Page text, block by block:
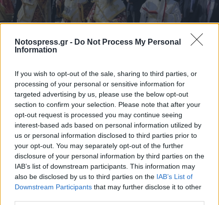
Notospress.gr - Do Not Process My Personal
Information
If you wish to opt-out of the sale, sharing to third parties, or
processing of your personal or sensitive information for
targeted advertising by us, please use the below opt-out
section to confirm your selection. Please note that after your
opt-out request is processed you may continue seeing
interest-based ads based on personal information utilized by
us or personal information disclosed to third parties prior to
your opt-out. You may separately opt-out of the further
disclosure of your personal information by third parties on the
IAB’s list of downstream participants. This information may
also be disclosed by us to third parties on the IAB’s List of
Downstream Participants that may further disclose it to other